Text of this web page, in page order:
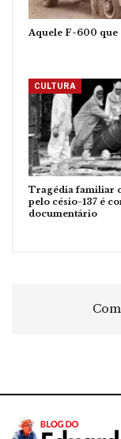
Aquele F-600 que
CULTURA
Tragédia familiar
pelo césio-137 é
documentário